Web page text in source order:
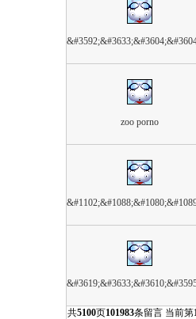
zoo porno
共5100页101983条留言 当前第